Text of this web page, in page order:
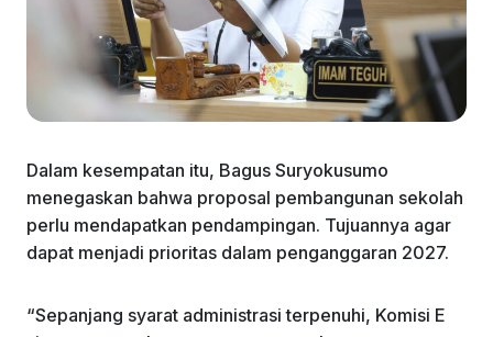
Dalam kesempatan itu, Bagus Suryokusumo
menegaskan bahwa proposal pembangunan sekolah
perlu mendapatkan pendampingan. Tujuannya agar
dapat menjadi prioritas dalam penganggaran 2027.
“Sepanjang syarat administrasi terpenuhi, Komisi E